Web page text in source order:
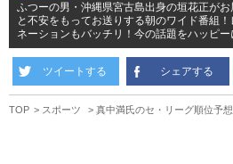
ふつーの男・沖縄県宮古島出身の垣花正が
と不安をもってお送りする朝のワイド番組
ネーションもバッチリ！今の話題をハッピー
ツイートする シェアする
TOP スポーツ 真中満氏のセ・リーグ順位予